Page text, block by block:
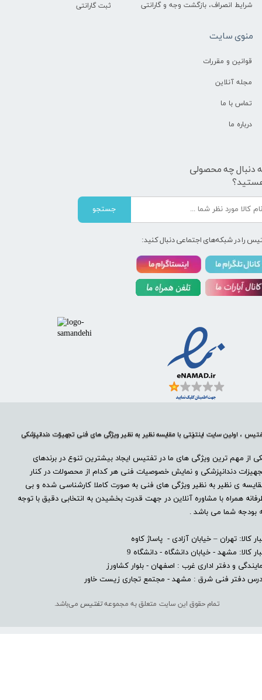
، اولین سایت اینترنتی با مقایسه نظیر به نظیر ویژگی های فنی تجهیزات دندانپزشکی
از مهم ترین ویژگی های ما در تفتیس ایجاد بیشترین تنوع در برندهای
دندانپزشکی و نمایش خصوصیات فنی هر کدام از محصولات در کنار
ی نظیر به نظیر ویژگی های فنی به صورت کاملا کارشناسی شده و بی
همراه با مشاوره آنلاین در جهت قدرت بخشیدن به انتخابی دقیق با توجه
بودجه شما می باشد .
کالا: تهران – خیابان آزادی - پاساژ کاوه
کالا: مشهد - خیابان دانشگاه - دانشگاه 9
و دفتر اداری غرب : اصفهان - بلوار کشاورز​​​​​​​
دفتر فنی شرق : مشهد - مجتمع تجاری زیست خاور
تمام حقوق این سایت متعلق به مجموعهتفتیسمی‌باشد.
شرایط انصراف، بازگشت وجه و گارانتی ثبت گارانتی
منوی سایت
قوانین و مقررات
مجله آنلاین
تماس با ما
درباره ما
دنبال چه محصولی
جستجو
را در شبکه‌های اجتماعی دنبال کنید: